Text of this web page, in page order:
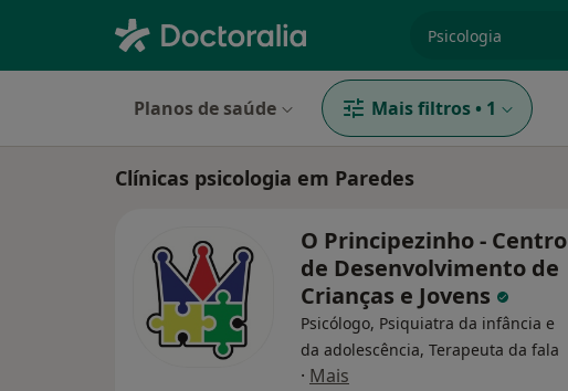
Planos de saúde Mais filtros • 1
Clínicas psicologia em Paredes
O Principezinho - Centro
de Desenvolvimento de
Crianças e Jovens
Psicólogo, Psiquiatra da infância e
da adolescência, Terapeuta da fala
· Mais